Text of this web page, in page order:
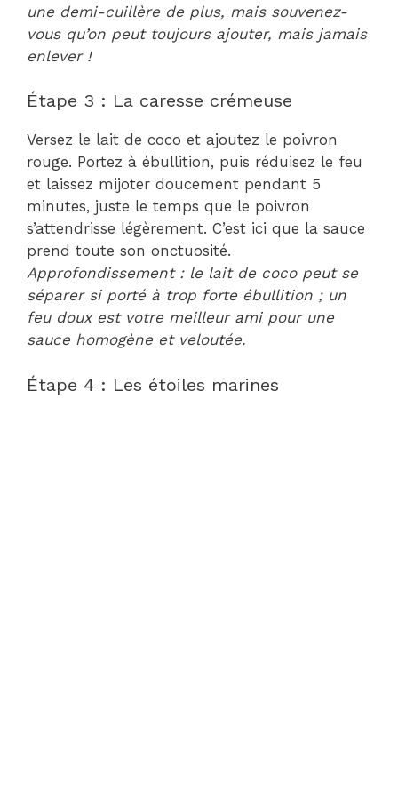
une demi-cuillère de plus, mais souvenez-
vous qu’on peut toujours ajouter, mais jamais
enlever !
Étape 3 : La caresse crémeuse
Versez le lait de coco et ajoutez le poivron
rouge. Portez à ébullition, puis réduisez le feu
et laissez mijoter doucement pendant 5
minutes, juste le temps que le poivron
s’attendrisse légèrement. C’est ici que la sauce
prend toute son onctuosité.
Approfondissement : le lait de coco peut se
séparer si porté à trop forte ébullition ; un
feu doux est votre meilleur ami pour une
sauce homogène et veloutée.
Étape 4 : Les étoiles marines